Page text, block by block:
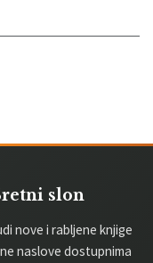
slon
nove i rabljene knjige
naslove dostupnima